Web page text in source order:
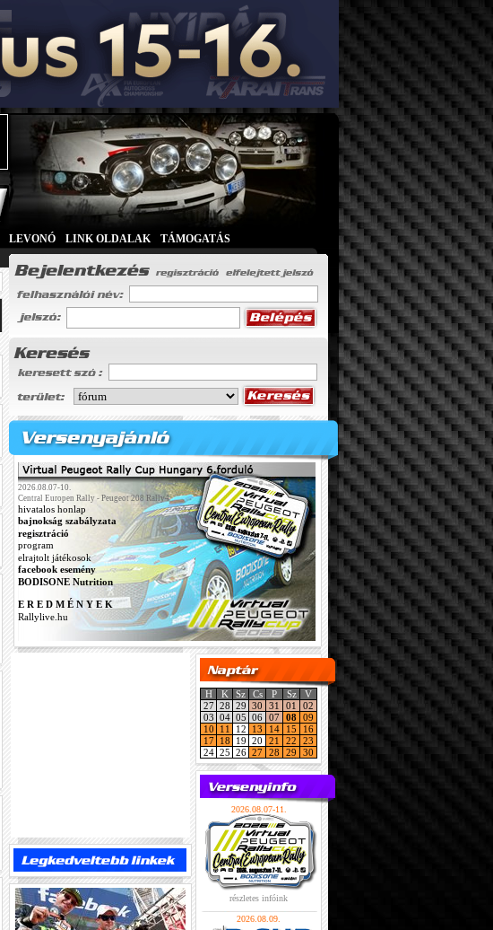
LEVONÓ LINK OLDALAK TÁMOGATÁS
2026.08.07-10.
Central Europen Rally - Peugeot 208 Rally4
hivatalos honlap
bajnokság szabályzata
regisztráció
program
elrajtolt játékosok
facebook esemény
BODISONE Nutrition
E R E D M É N Y E K
Rallylive.hu
H K Sz Cs P Sz
V
27 28 29 30 31 01
02
03 04 05 06 07 08 09
10
11 12 13 14 15
16
17
18 19 20 21 22
23
24 25 26 27 28 29 30
2026.08.07-11.
részletes infóink
2026.08.09.